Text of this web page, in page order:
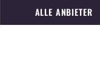
ALLE ANBIETER